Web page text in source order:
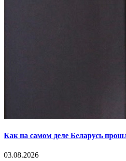
Как на самом деле Беларусь
03.08.2026